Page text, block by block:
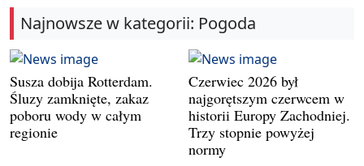
Najnowsze w kategorii: Pogoda
Susza dobija Rotterdam.
Śluzy zamknięte, zakaz
poboru wody w całym
regionie
Czerwiec 2026 był
najgorętszym czerwcem w
historii Europy Zachodniej.
Trzy stopnie powyżej
normy